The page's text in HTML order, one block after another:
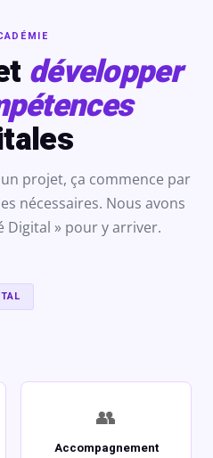
développer
projet, ça commence par
nécessaires. Nous avons
Digital » pour y arriver.
👥
Accompagnement